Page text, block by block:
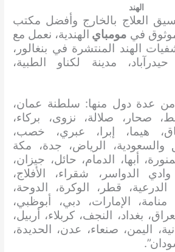
الهند
العلاج بالخارج وأفضل مكتب
في مومباي الهندية، نعمل مع
الهند المنتشرة في بنغالور،
حيدرآباد، مدينة لكناو الطبية،
عدة دول منها: سلطنة عمان،
صحار، صلالة، نزوى، بركاء،
هيما، إبرا، عبري، خصب،
والسعودية، الرياض، جدة، مكة
أبها، الدمام، حائل، جيزان،
الدواسر، شقراء، الأفلاج،
قطر، الوكرة، الدوحة،
منامة، الإمارات، دبي، أبوظبي،
بغداد، النجف، كربلاء، أربيل،
اليمن، صنعاء، عدن، الحديدة،